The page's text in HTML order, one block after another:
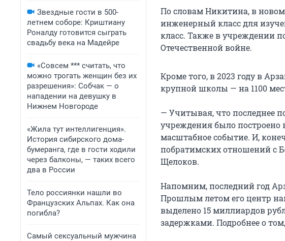
Звездные гости в 500-
летнем соборе: Криштиану
Роналду готовится сыграть
свадьбу века на Мадейре
«Совсем *** считать, что
можно трогать женщин без их
разрешения»: Собчак — о
нападении на девушку в
Нижнем Новгороде
«Жила тут интеллигенция».
История сибирского дома-
бумеранга, где в гости ходили
через балконы, — таких всего
два в России
Тело россиянки нашли во
Французских Альпах. Как она
погибла?
Самый сексуальный мужчина
По словам Никитина, в
инженерный класс для
класс. Также в учреждении
Отечественной войне.
Кроме того, в 2023 году в
крупной школы — на 1100
— Учитывая, что последнее
учреждения было построено
масштабное событие. И,
побратимских отношений с
Щелоков.
Напомним, последний год
Прошлым летом его центр
выделено 15 миллиардов
задержками. Подробнее о